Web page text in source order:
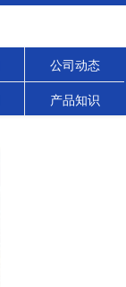
公司动态
产品知识